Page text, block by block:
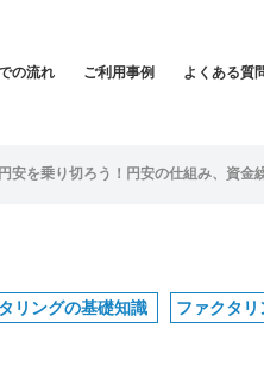
の流れ ご利用事例 よくある質
安を乗り切ろう！円安の仕組み、資金
リングの基礎知識 ファクタ